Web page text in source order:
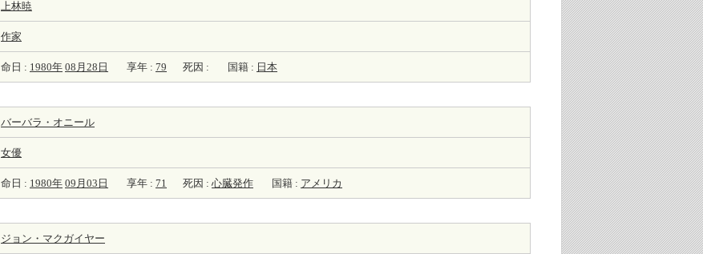
上林暁
作家
命日 : 1980年 08月28日 享年 : 79 死因 : 国籍 : 日本
バーバラ・オニール
女優
命日 : 1980年 09月03日 享年 : 71 死因 : 心臓発作 国籍 : アメリカ
ジョン・マクガイヤー